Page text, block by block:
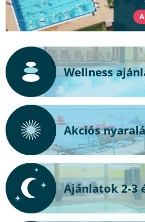
Wellness
Akciós
Ajánlatok 2-3